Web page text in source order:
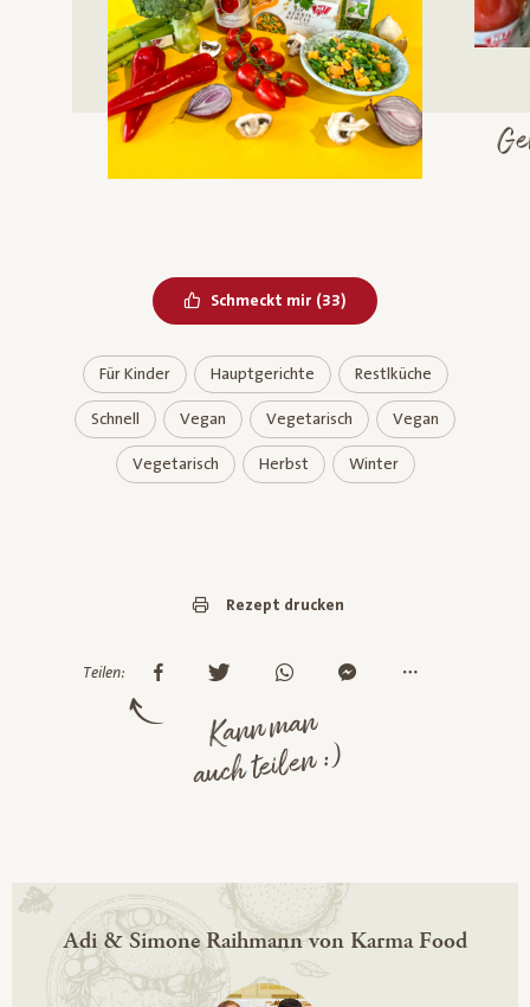
Schmeckt mir Bereits geliked
(33)
Für Kinder Hauptgerichte Restlküche
Schnell Vegan Vegetarisch Vegan
Vegetarisch Herbst Winter
Rezept drucken
Teilen:
Kann man
auch teilen :)
Adi & Simone Raihmann von Karma Food